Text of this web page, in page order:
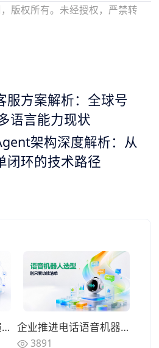
版权所有。未经授权，严禁转
服方案解析：全球号
语言能力现状
架构深度解析：从
闭环的技术路径
呼叫中心系统的架构演进：从传统PBX到云原生联络中心 企业推进电话语音机器人选型，别只看功能清单
3891